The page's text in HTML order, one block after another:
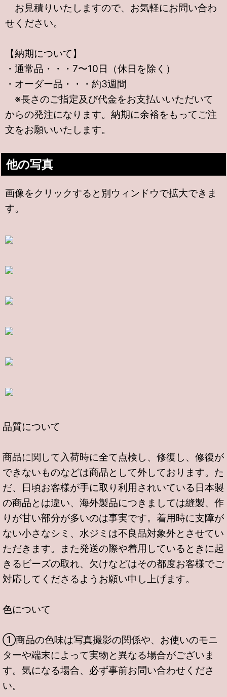
お見積りいたしますので、お気軽にお問い合わ
せください。
【納期について】
・通常品・・・7〜10日（休日を除く）
・オーダー品・・・約3週間
※長さのご指定及び代金をお支払いいただいて
からの発注になります。納期に余裕をもってご注
文をお願いいたします。
他の写真
画像をクリックすると別ウィンドウで拡大できま
す。
品質について
商品に関して入荷時に全て点検し、修復し、修復が
できないものなどは商品として外しております。た
だ、日頃お客様が手に取り利用されいている日本製
の商品とは違い、海外製品につきましては縫製、作
りが甘い部分が多いのは事実です。着用時に支障が
ない小さなシミ、水ジミは不良品対象外とさせてい
ただきます。また発送の際や着用しているときに起
きるビーズの取れ、欠けなどはその都度お客様でご
対応してくださるようお願い申し上げます。
色について
①商品の色味は写真撮影の関係や、お使いのモニ
ターや端末によって実物と異なる場合がございま
す。気になる場合、必ず事前お問い合わせくださ
い。